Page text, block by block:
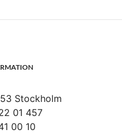
Stockholm
01 457
00 10